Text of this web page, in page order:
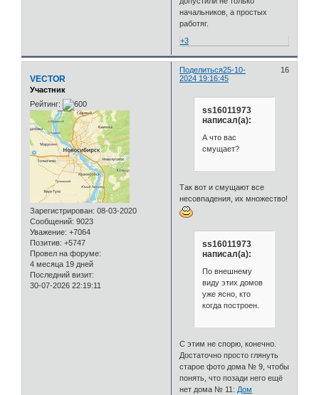
начальников, а простых
работяг.
+3
Поделиться 16
25-10-
2024 19:16:45
VECTOR
Участник
Рейтинг:
Зарегистрирован: 08-03-2020
Сообщений: 9023
Уважение: +7064
Позитив: +5747
Провел на форуме:
4 месяца 19 дней
Последний визит:
30-07-2026 22:19:11
ss16011973
написал(а):
А что вас
смущает?
Так вот и смущают все
несовпадения, их множество!
ss16011973
написал(а):
По внешнему
виду этих домов
уже ясно, кто
когда построен.
С этим не спорю, конечно.
Достаточно просто глянуть
старое фото дома № 9, чтобы
понять, что позади него ещё
нет дома № 11: Дом